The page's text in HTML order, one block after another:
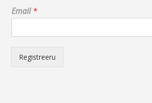
*
*
Email*
Registreeru